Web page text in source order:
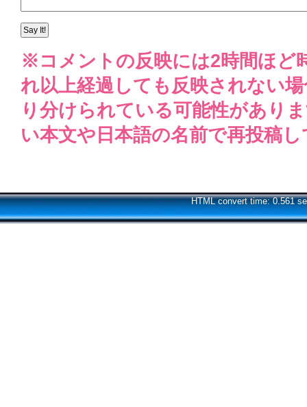
※コメントの反映には2時間ほど
れ以上経過しても反映されない
り分けられている可能性があり
い本文や日本語の名前で再投稿
HTML convert time: 0.561